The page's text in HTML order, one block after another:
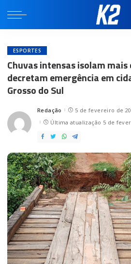
ESPORTES
Chuvas intensas isolam mais
decretam emergência em
Grosso do Sul
Posted
Redação
5 de fevereiro de
Última atualização 5 de